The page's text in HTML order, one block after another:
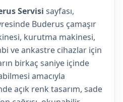
Servisi sayfası,
Buderus çamaşır
kurutma makinesi,
ve ankastre cihazlar için
birkaç saniye içinde
amacıyla
açık renk tasarım, sade